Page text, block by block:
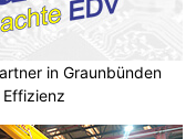
in Graunbünden